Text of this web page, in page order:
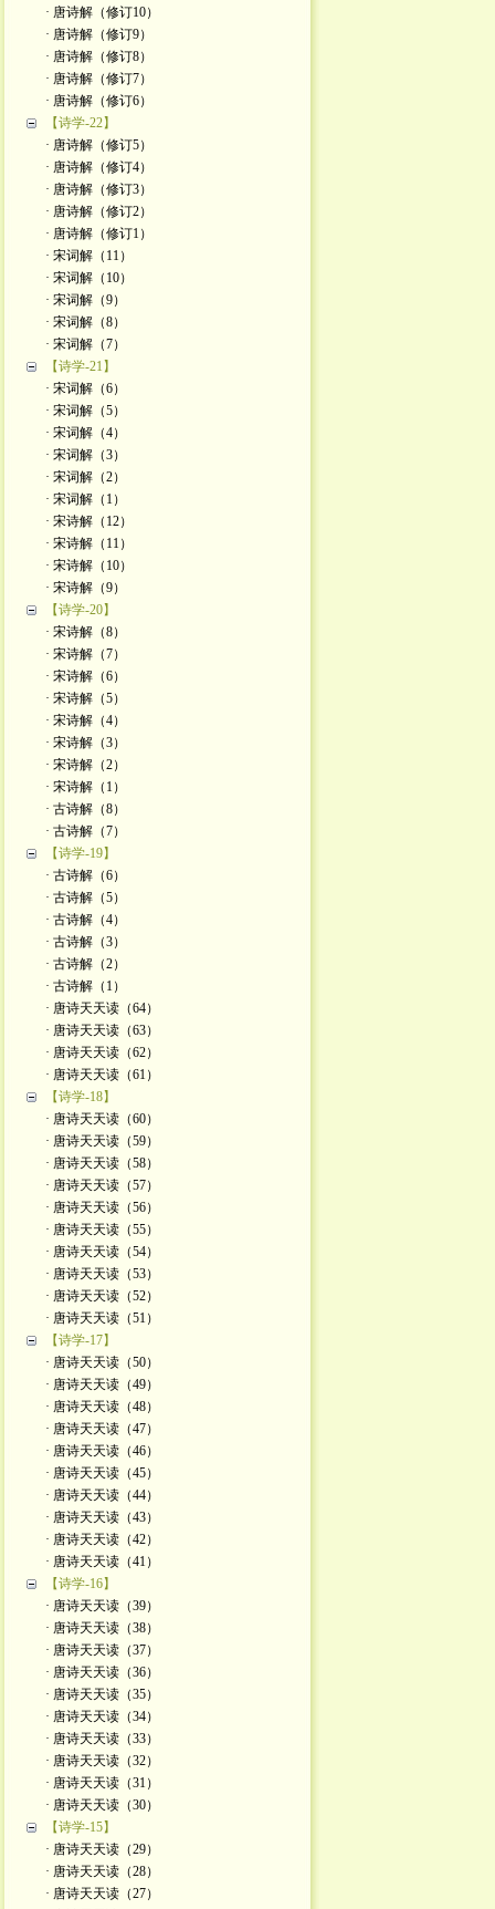
· 唐诗解（修订10）
· 唐诗解（修订9）
· 唐诗解（修订8）
· 唐诗解（修订7）
· 唐诗解（修订6）
【诗学-22】
· 唐诗解（修订5）
· 唐诗解（修订4）
· 唐诗解（修订3）
· 唐诗解（修订2）
· 唐诗解（修订1）
· 宋词解（11）
· 宋词解（10）
· 宋词解（9）
· 宋词解（8）
· 宋词解（7）
【诗学-21】
· 宋词解（6）
· 宋词解（5）
· 宋词解（4）
· 宋词解（3）
· 宋词解（2）
· 宋词解（1）
· 宋诗解（12）
· 宋诗解（11）
· 宋诗解（10）
· 宋诗解（9）
【诗学-20】
· 宋诗解（8）
· 宋诗解（7）
· 宋诗解（6）
· 宋诗解（5）
· 宋诗解（4）
· 宋诗解（3）
· 宋诗解（2）
· 宋诗解（1）
· 古诗解（8）
· 古诗解（7）
【诗学-19】
· 古诗解（6）
· 古诗解（5）
· 古诗解（4）
· 古诗解（3）
· 古诗解（2）
· 古诗解（1）
· 唐诗天天读（64）
· 唐诗天天读（63）
· 唐诗天天读（62）
· 唐诗天天读（61）
【诗学-18】
· 唐诗天天读（60）
· 唐诗天天读（59）
· 唐诗天天读（58）
· 唐诗天天读（57）
· 唐诗天天读（56）
· 唐诗天天读（55）
· 唐诗天天读（54）
· 唐诗天天读（53）
· 唐诗天天读（52）
· 唐诗天天读（51）
【诗学-17】
· 唐诗天天读（50）
· 唐诗天天读（49）
· 唐诗天天读（48）
· 唐诗天天读（47）
· 唐诗天天读（46）
· 唐诗天天读（45）
· 唐诗天天读（44）
· 唐诗天天读（43）
· 唐诗天天读（42）
· 唐诗天天读（41）
【诗学-16】
· 唐诗天天读（39）
· 唐诗天天读（38）
· 唐诗天天读（37）
· 唐诗天天读（36）
· 唐诗天天读（35）
· 唐诗天天读（34）
· 唐诗天天读（33）
· 唐诗天天读（32）
· 唐诗天天读（31）
· 唐诗天天读（30）
【诗学-15】
· 唐诗天天读（29）
· 唐诗天天读（28）
· 唐诗天天读（27）